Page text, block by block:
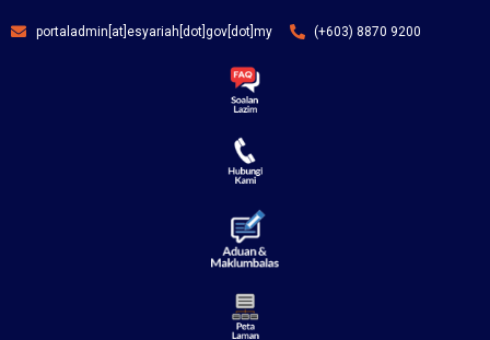
portaladmin[at]esyariah[dot]gov[dot]my (+603) 8870 9200